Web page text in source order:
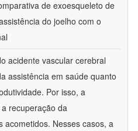
de exoesqueleto de
do joelho com o
acidente vascular cerebral
assistência em saúde quanto
Por isso, a
recuperação da
acometidos. Nesses casos, a